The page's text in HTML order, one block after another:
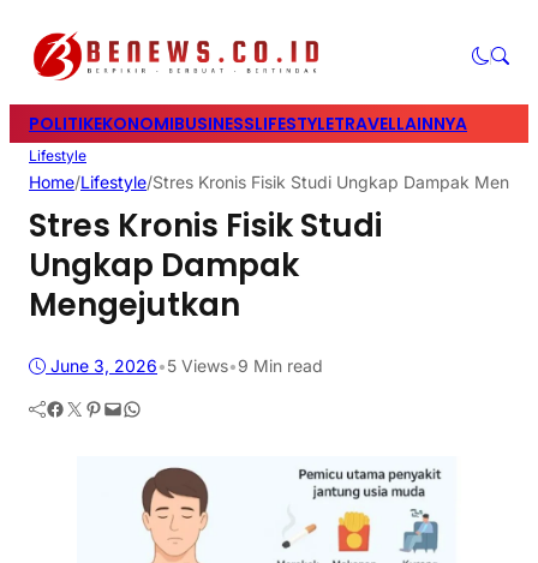
POLITIKEKONOMIBUSINESSLIFESTYLETRAVELLAINNYA
Lifestyle
Home/Lifestyle/Stres Kronis Fisik Studi Ungkap Dampak
Stres Kronis Fisik Studi
Ungkap Dampak
Mengejutkan
June 3, 2026•5 Views•9 Min read
Facebook Twitter Pinterest Mail WhatsApp